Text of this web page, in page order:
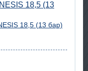
18,5 (13